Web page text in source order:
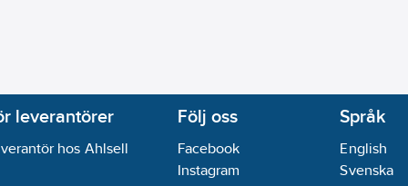
leverantörer
hos Ahlsell
Följ oss
Facebook
Instagram
Språk
English
Svenska